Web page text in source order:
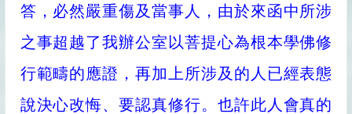
答，必然嚴重傷及當事人，由於來函中所涉
之事超越了我辦公室以菩提心為根本學佛修
行範疇的應證，再加上所涉及的人已經表態
說決心改悔、要認真修行。也許此人會真的